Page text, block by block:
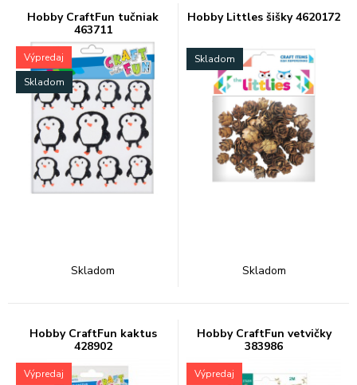
Hobby CraftFun tučniak
463711
Výpredaj
Skladom
Skladom
Hobby Littles šišky 4620172
Skladom
Skladom
Hobby CraftFun kaktus
428902
Výpredaj
Hobby CraftFun vetvičky
383986
Výpredaj